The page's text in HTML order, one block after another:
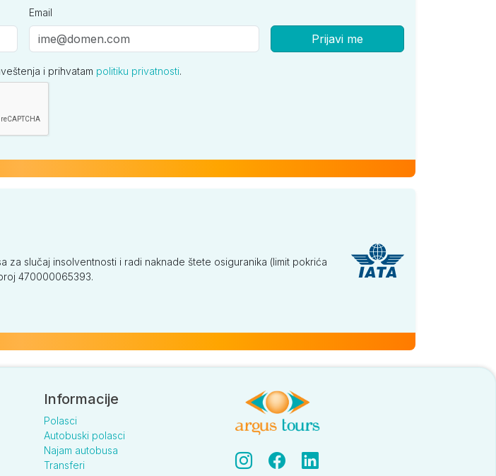
Email
Prijavi me
i prihvatam politiku privatnosti.
za slučaj insolventnosti i radi naknade štete osiguranika (limit pokrića
470000065393.
Informacije
Polasci
Autobuski polasci
Najam autobusa
Transferi